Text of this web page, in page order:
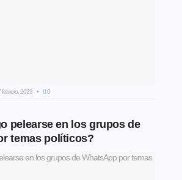
febrero, 2023 0
pelearse en los grupos de
temas políticos?